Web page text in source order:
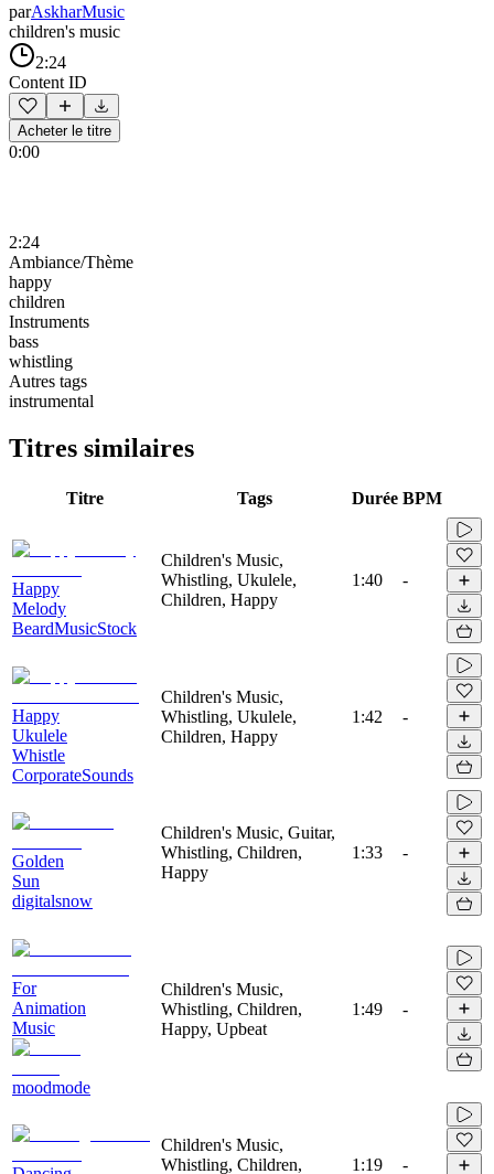
parAskharMusic
children's music
2:24
Content ID
Acheter le titre
0:00
2:24
Ambiance/Thème
happy
children
Instruments
bass
whistling
Autres tags
instrumental
Titres similaires
Titre Tags Durée BPM
Happy
Melody
BeardMusicStock
Children's Music,
Whistling, Ukulele,
Children, Happy
1:40 -
Happy
Ukulele
Whistle
CorporateSounds
Children's Music,
Whistling, Ukulele,
Children, Happy
1:42 -
Golden
Sun
digitalsnow
Children's Music, Guitar,
Whistling, Children,
Happy
1:33 -
For
Animation
Music
moodmode
Children's Music,
Whistling, Children,
Happy, Upbeat
1:49 -
Children's Music,
Whistling, Children,
1:19 -